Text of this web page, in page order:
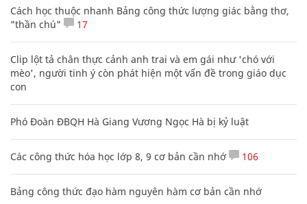
Cách học thuộc nhanh Bảng công thức lượng giác bằng thơ,
"thần chú"
17
Clip lột tả chân thực cảnh anh trai và em gái như 'chó với
mèo', người tinh ý còn phát hiện một vấn đề trong giáo dục
con
Phó Đoàn ĐBQH Hà Giang Vương Ngọc Hà bị kỷ luật
Các công thức hóa học lớp 8, 9 cơ bản cần nhớ 106
Bảng công thức đạo hàm nguyên hàm cơ bản cần nhớ